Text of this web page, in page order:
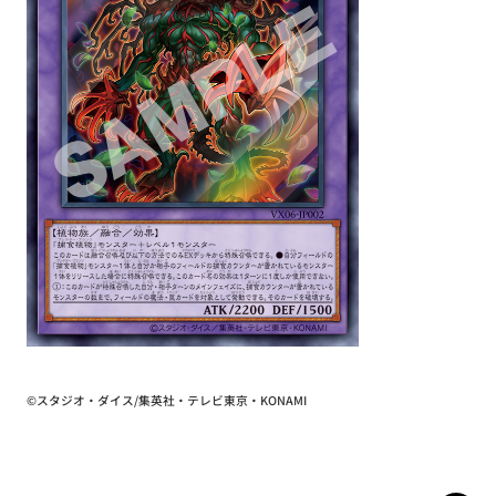
©スタジオ・ダイス/集英社・テレビ東京・KONAMI